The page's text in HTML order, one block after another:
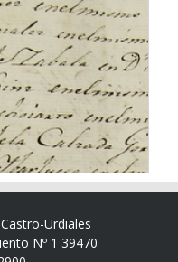
Urdiales
Nº 1 39470